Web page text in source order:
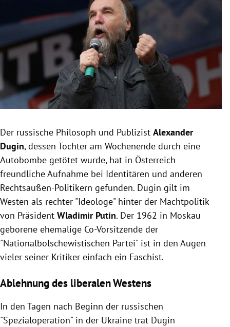
Untermenü
Untermenü
Untermenü
Untermenü
Untermenü
Der russische Philosoph und Publizist Alexander
Dugin, dessen Tochter am Wochenende durch eine
Autobombe getötet wurde, hat in Österreich
freundliche Aufnahme bei Identitären und anderen
Rechtsaußen-Politikern gefunden. Dugin gilt im
Westen als rechter "Ideologe" hinter der Machtpolitik
von Präsident Wladimir Putin. Der 1962 in Moskau
geborene ehemalige Co-Vorsitzende der
"Nationalbolschewistischen Partei" ist in den Augen
vieler seiner Kritiker einfach ein Faschist.
Ablehnung des liberalen Westens
In den Tagen nach Beginn der russischen
"Spezialoperation" in der Ukraine trat Dugin